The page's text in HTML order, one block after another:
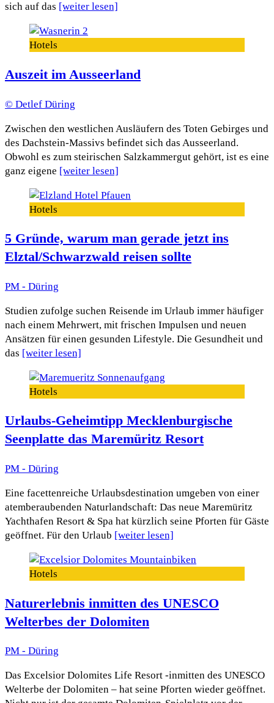
sich auf das [weiter lesen]
Hotels
Auszeit im Ausseerland
© Detlef Düring
Zwischen den westlichen Ausläufern des Toten Gebirges und
des Dachstein-Massivs befindet sich das Ausseerland.
Obwohl es zum steirischen Salzkammergut gehört, ist es eine
ganz eigene [weiter lesen]
Hotels
5 Gründe, warum man gerade jetzt ins
Elztal/Schwarzwald reisen sollte
PM - Düring
Studien zufolge suchen Reisende im Urlaub immer häufiger
nach einem Mehrwert, mit frischen Impulsen und neuen
Ansätzen für einen gesunden Lifestyle. Die Gesundheit und
das [weiter lesen]
Hotels
Urlaubs-Geheimtipp Mecklenburgische
Seenplatte das Maremüritz Resort
PM - Düring
Eine facettenreiche Urlaubsdestination umgeben von einer
atemberaubenden Naturlandschaft: Das neue Maremüritz
Yachthafen Resort & Spa hat kürzlich seine Pforten für Gäste
geöffnet. Für den Urlaub [weiter lesen]
Hotels
Naturerlebnis inmitten des UNESCO
Welterbes der Dolomiten
PM - Düring
Das Excelsior Dolomites Life Resort -inmitten des UNESCO
Welterbe der Dolomiten – hat seine Pforten wieder geöffnet.